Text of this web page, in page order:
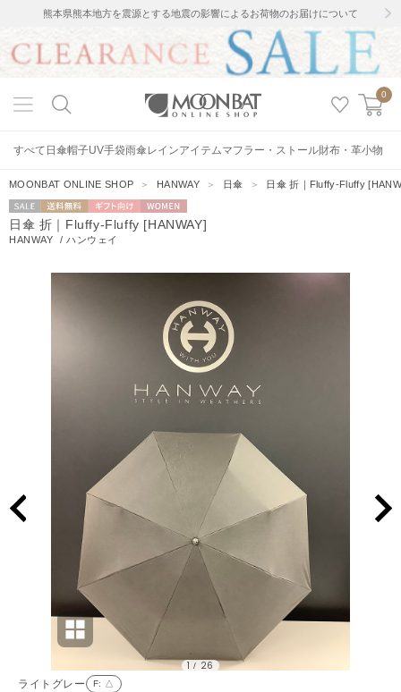
熊本県熊本地方を震源とする地震の影響によるお荷物のお届けについて
0
すべて 日傘帽子UV手袋雨傘レインアイテムマフラー・ストール財布・革小物
MOONBAT ONLINE SHOP ＞ HANWAY ＞ 日傘 ＞ 日傘 折｜Fluffy-Fluffy
セー
ル
送料無料 ギフト向
け
WOMEN
日傘 折｜Fluffy-Fluffy [HANWAY]
HANWAY /ハンウェイ
ライトグレー F: △
1 / 26